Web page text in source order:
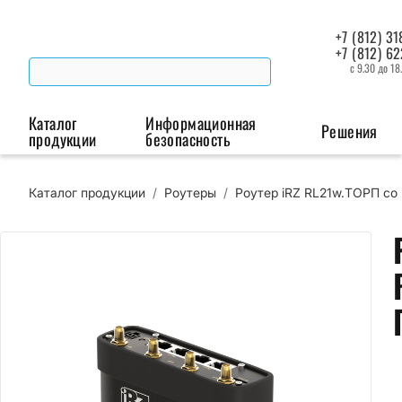
+7 (812)
+7 (812)
с 9.30 до
Каталог
продукции
Беспроводная связь Промышленная автоматизация
Информационная
безопасность Решения
Каталог продукции / Роутеры / Роутер iRZ RL21w.ТОРП